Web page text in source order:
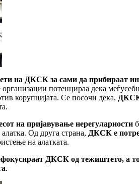
на ДКСК за сами да прибираат
потенцираа дека
корупцијата. Се посочи дека, ДКСК
на пријавување нерегуларности
Од друга страна, ДКСК е
на алатката.
ДКСК од тежиштето, а
.